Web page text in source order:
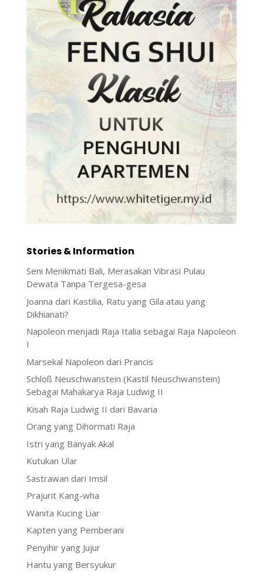
Stories & Information
Seni Menikmati Bali, Merasakan Vibrasi Pulau
Dewata Tanpa Tergesa-gesa
Joanna dari Kastilia, Ratu yang Gila atau yang
Dikhianati?
Napoleon menjadi Raja Italia sebagai Raja Napoleon
I
Marsekal Napoleon dari Prancis
Schloß Neuschwanstein (Kastil Neuschwanstein)
Sebagai Mahakarya Raja Ludwig II
Kisah Raja Ludwig II dari Bavaria
Orang yang Dihormati Raja
Istri yang Banyak Akal
Kutukan Ular
Sastrawan dari Imsil
Prajurit Kang-wha
Wanita Kucing Liar
Kapten yang Pemberani
Penyihir yang Jujur
Hantu yang Bersyukur